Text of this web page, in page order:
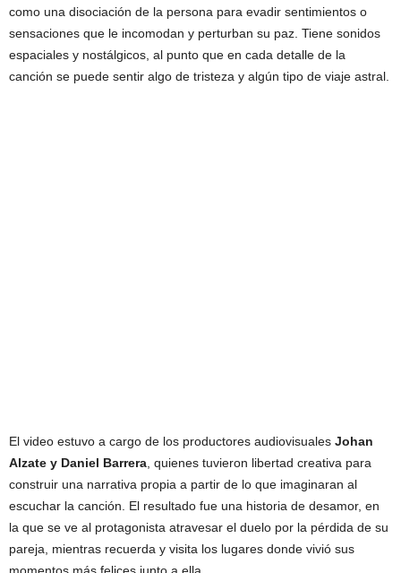
como una disociación de la persona para evadir sentimientos o
sensaciones que le incomodan y perturban su paz. Tiene sonidos
espaciales y nostálgicos, al punto que en cada detalle de la
canción se puede sentir algo de tristeza y algún tipo de viaje astral.
El video estuvo a cargo de los productores audiovisuales Johan
Alzate y Daniel Barrera , quienes tuvieron libertad creativa para
construir una narrativa propia a partir de lo que imaginaran al
escuchar la canción. El resultado fue una historia de desamor, en
la que se ve al protagonista atravesar el duelo por la pérdida de su
pareja, mientras recuerda y visita los lugares donde vivió sus
momentos más felices junto a ella.